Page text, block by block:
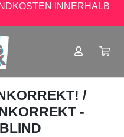
INNERHALB
/
-